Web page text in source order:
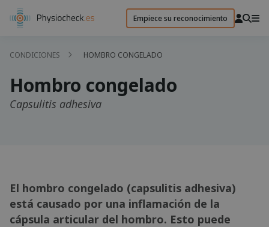
Empiece su reconocimiento
CONDICIONES HOMBRO CONGELADO
Hombro congelado
Capsulitis adhesiva
El hombro congelado (capsulitis adhesiva)
está causado por una inflamación de la
cápsula articular del hombro. Esto puede